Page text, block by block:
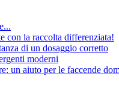
con la raccolta differenziata!
di un dosaggio corretto
moderni
un aiuto per le faccende